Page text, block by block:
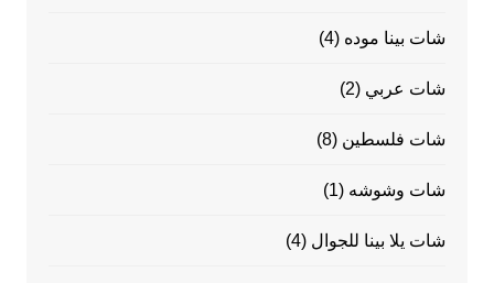
شات بينا موده (4)
شات عربي (2)
شات فلسطين (8)
شات وشوشه (1)
شات يلا بينا للجوال (4)